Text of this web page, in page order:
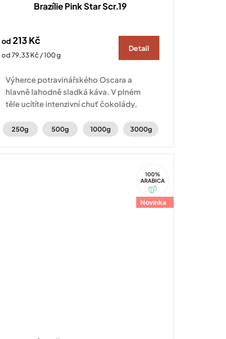
Brazílie Pink Star Scr.19
od 213 Kč
Měrná
od 79,33 Kč / 100 g
Detail
Výherce potravinářského Oscara a
hlavně lahodně sladká káva. V plném
těle ucítíte intenzivní chuť čokolády,
250g 500g 1000g 3000g
Arabica
Novinka